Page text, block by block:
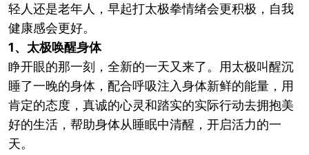
轻人还是老年人，早起打太极拳情绪会更积极，自我
健康感会更好。
1、太极唤醒身体
睁开眼的那一刻，全新的一天又来了。用太极叫醒沉
睡了一晚的身体，配合呼吸注入身体新鲜的能量，用
肯定的态度，真诚的心灵和踏实的实际行动去拥抱美
好的生活，帮助身体从睡眠中清醒，开启活力的一
天。